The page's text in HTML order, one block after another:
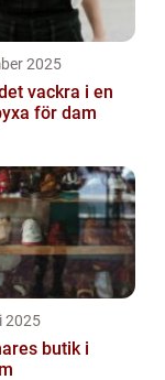
2025
vackra i en
för dam
2025
butik i